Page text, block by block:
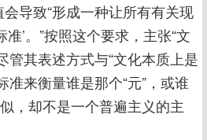
导致“形成一种让所有有关现
’。”按照这个要求，主张“文
管其表述方式与“文化本质上是
准来衡量谁是那个“元”，或谁
，却不是一个普遍主义的主